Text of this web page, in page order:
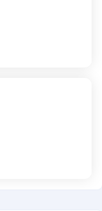
sonunda
kabul
bilet bedelini
ve
teknik vb.
türlü değişiklik